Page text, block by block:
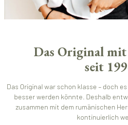
Das Original
seit
Das Original war schon klasse – doch
besser werden könnte. Deshalb
zusammen mit dem rumänischen
kontinuierlich